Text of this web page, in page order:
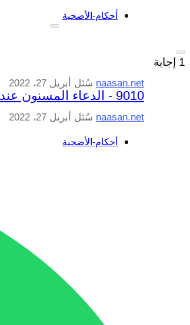
أحكام-الأضحية
1 إجابة
naasan.net سُئل أبريل 27، 2022
9010 - الدعاء المسنون عند ذبح الأضحية
naasan.net سُئل أبريل 27، 2022
أحكام-الأضحية